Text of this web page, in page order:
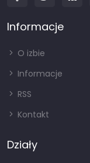
Informacje
O izbie
Informacje
RSS
Kontakt
Działy